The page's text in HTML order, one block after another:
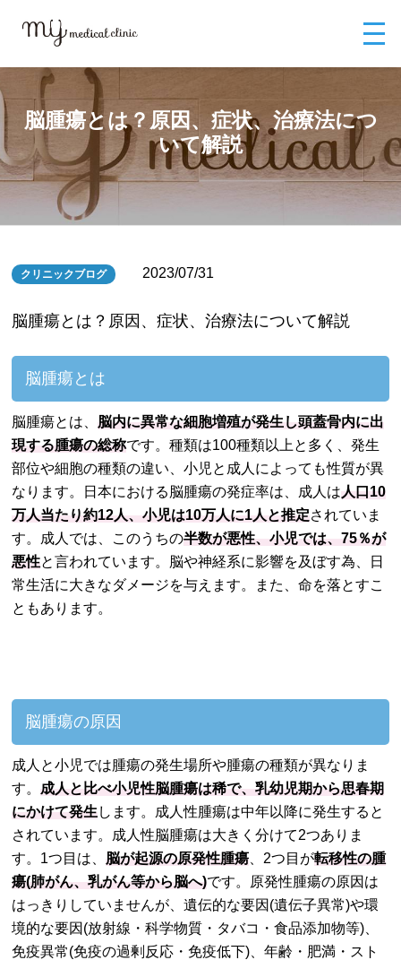
について解説
脳腫瘍とは？原因、症状、治療法につ
いて解説
クリニックブログ 2023/07/31
脳腫瘍とは？原因、症状、治療法について解説
脳腫瘍とは
脳腫瘍とは、 脳内に異常な細胞増殖が発生し頭蓋骨内に出
現する腫瘍の総称です。種類は100種類以上と多く、発生
部位や細胞の種類の違い、小児と成人によっても性質が異
なります。日本における脳腫瘍の発症率は、成人は 人口10
万人当たり約12人、小児は10万人に1人と推定されていま
す。成人では、このうちの半数が悪性、小児では、75％が
悪性と言われています。脳や神経系に影響を及ぼす為、日
常生活に大きなダメージを与えます。また、命を落とすこ
ともあります。
脳腫瘍の原因
成人と小児では腫瘍の発生場所や腫瘍の種類が異なりま
す。 成人と比べ小児性脳腫瘍は稀で、乳幼児期から思春期
にかけて発生 します。成人性腫瘍は中年以降に発生すると
されています。成人性脳腫瘍は大きく分けて2つありま
す。1つ目は、 脳が起源の原発性腫瘍 、2つ目が転移性の腫
瘍(肺がん、乳がん等から脳へ)です。原発性腫瘍の原因は
はっきりしていませんが、遺伝的な要因(遺伝子異常)や環
境的な要因(放射線・科学物質・タバコ・食品添加物等)、
免疫異常(免疫の過剰反応・免疫低下)、年齢・肥満・スト